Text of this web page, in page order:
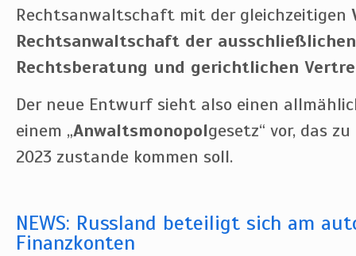
Rechtsanwaltschaft mit der gleichzeitigen
Rechtsanwaltschaft der
Rechtsberatung und gerichtlichen
Der neue Entwurf sieht also einen
einem „Anwaltsmonopolgesetz“ vor, das
2023 zustande kommen soll.
NEWS: Russland beteiligt sich am
Finanzkonten